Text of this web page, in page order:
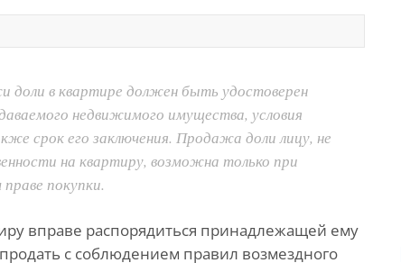
доли в квартире должен быть удостоверен
недвижимого имущества, условия
срок его заключения. Продажа доли лицу, не
на квартиру, возможна только при
покупки.
вправе распорядиться принадлежащей ему
с соблюдением правил возмездного